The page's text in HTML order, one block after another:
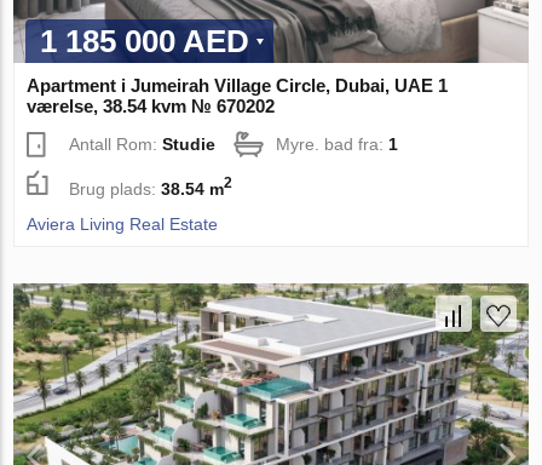
1 185 000 AED
Apartment i Jumeirah Village Circle, Dubai, UAE 1
værelse, 38.54 kvm № 670202
Antall Rom:Studie Myre. bad fra:1
Brug plads:38.54 m2
Aviera Living Real Estate